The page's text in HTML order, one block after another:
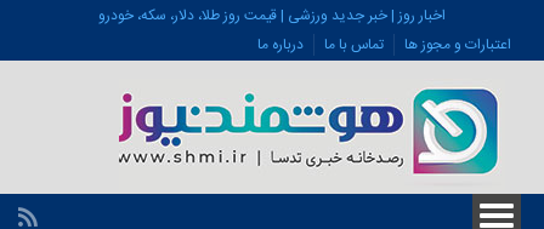
اخبار روز | خبر جدید ورزشی | قیمت روز طلا، دلار، سکه، خودرو
اعتبارات و مجوز ها
تماس با ما درباره ما